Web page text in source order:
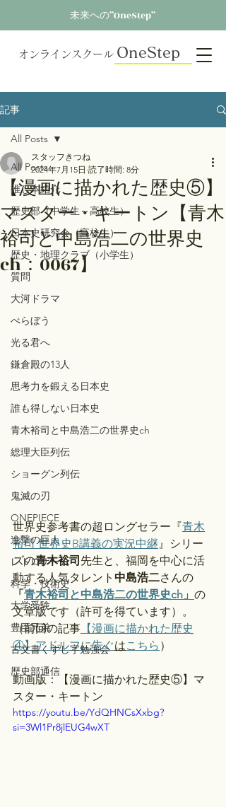
未来への”OneStep”
オンラインスクール OneStep
記事
All Posts
推し本紹介
歴史部（中学生～高校生）
日本史研究会（高校生）
歴史・地理クラブ（小学生）
質問
大河ドラマ
べらぼう
光る君へ
鎌倉殿の13人
思考力を鍛える日本史
誰も得しない日本史
青木裕司と中島浩二の世界史ch
総理大臣列伝
ショーグン列伝
鬼滅の刃
ONEPIECE
進撃の巨人
レトロゲーム
科学・技術史
大学受験
豊臣兄弟
古文書くずし字勉強会
歴史部通信
All Posts
【漫画に描かれた歴史⑤】
マスター・キートン【青木
裕司と中島浩二の世界史
ch：0067】
スタッフきつね
2024年7月15日 読了時間: 8分
世界史参考書の超ロングセラー『青木
裕司 世界史B講義の実況中継』シリー
ズの青木裕司 先生と、福岡を中心に活
動する人気タレント 中島浩二さんの
「青木裕司と中島浩二の世界史ch」 の
文章版です（許可を得ています）。
（前回の記事 【漫画に描かれた歴史
④】アドルフに告ぐはこちら ）
動画版：【漫画に描かれた歴史⑤】マ
スター・キートン
https://youtu.be/YdQHNCsXxbg?
si=3Wl1Pr8jlEUG4wXT